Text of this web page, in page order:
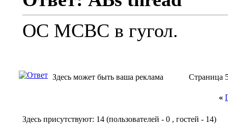
ОС МСВС в гугол.
Здесь может быть ваша реклама Страница
«
Здесь присутствуют: 14 (пользователей - 0 , гостей - 14)